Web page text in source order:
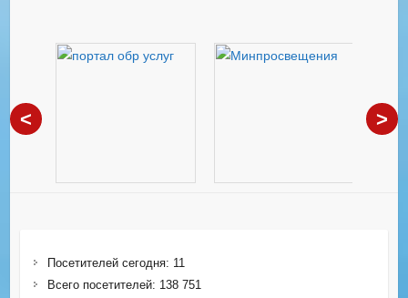
< >
Посетителей сегодня: 11
Всего посетителей: 138 751